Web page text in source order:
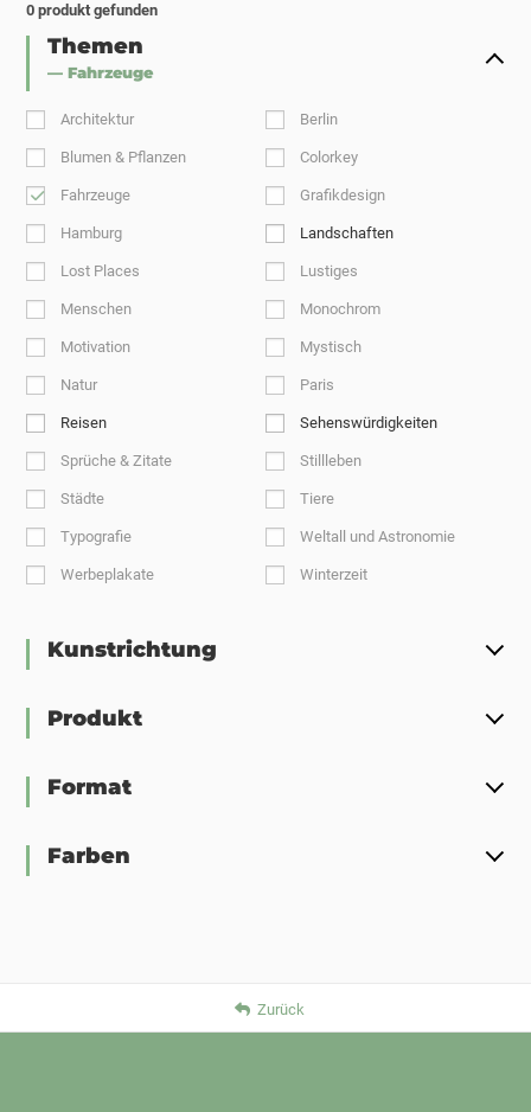
0 produkt gefunden
Themen
— Fahrzeuge
Architektur Berlin
Blumen & Pflanzen Colorkey
Fahrzeuge Grafikdesign
Hamburg Landschaften
Lost Places Lustiges
Menschen Monochrom
Motivation Mystisch
Natur Paris
Reisen Sehenswürdigkeiten
Sprüche & Zitate Stillleben
Städte Tiere
Typografie Weltall und Astronomie
Werbeplakate Winterzeit
Kunstrichtung
Produkt
Format
Farben
Zurück